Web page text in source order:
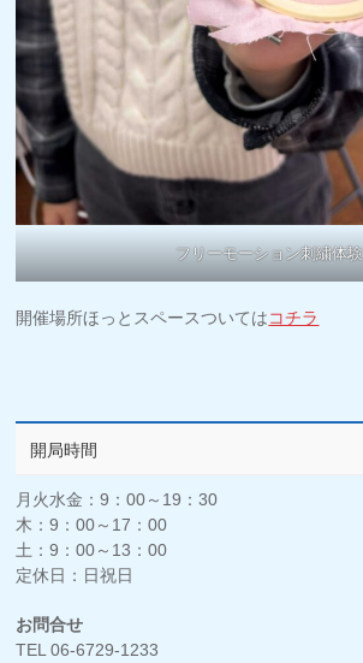
フリーモーション刺繍体験
開催場所ほっとスペースついてはコチラ
開局時間
月火水金：9：00～19：30
木：9：00～17：00
土：9：00～13：00
定休日：日祝日
お問合せ
TEL 06-6729-1233